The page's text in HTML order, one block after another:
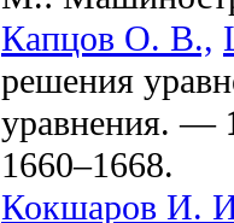
Капцов О. В.,
решения
уравнения. —
1660–1668.
Кокшаров И.